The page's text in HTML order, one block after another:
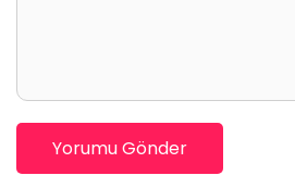
Yorumu Gönder